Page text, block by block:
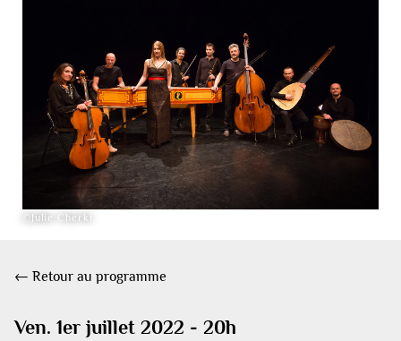
©Julie Cherki
← Retour au programme
Ven. 1er juillet 2022 - 20h